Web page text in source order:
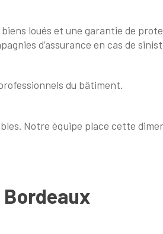
loués et une garantie de
d’assurance en cas de
du bâtiment.
Notre équipe place cette